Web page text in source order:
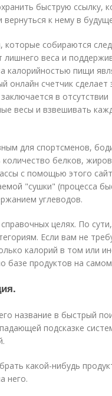
быструю ссылку,
к нему в
которые собираются
лишнего веса и
калорийностью пищи
онлайн счетчик сделает
в отсутствии
весы и взвешивать
для спортсменов,
белков,
с помощью этого
"сушки" (процесса
углеводов.
целях. По
Если вам не
калорий в том или
базе продуктов на самом
название в быстрый
подсказке
какой-нибудь
него.